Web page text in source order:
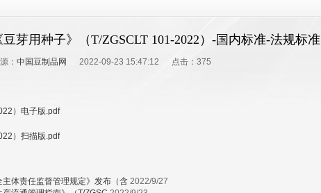
芽用种子》（T/ZGSCLT 101-2022）-国内标准-法规标准
： 中国豆制品网 2022-09-23 15:47:12 点击： 375
）电子版.pdf
）扫描版.pdf
体责任监督管理规定》发布（含 2022/9/27